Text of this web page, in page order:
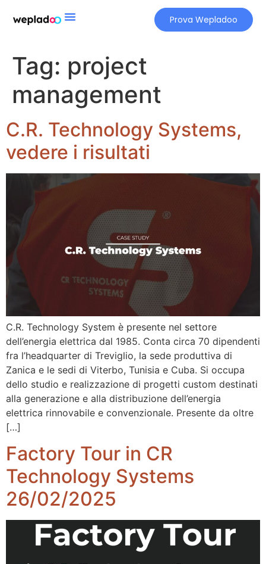
Prova Wepladoo
Tag: project
management
C.R. Technology Systems,
vedere i risultati
C.R. Technology System è presente nel settore
dell’energia elettrica dal 1985. Conta circa 70 dipendenti
fra l’headquarter di Treviglio, la sede produttiva di
Zanica e le sedi di Viterbo, Tunisia e Cuba. Si occupa
dello studio e realizzazione di progetti custom destinati
alla generazione e alla distribuzione dell’energia
elettrica rinnovabile e convenzionale. Presente da oltre
[…]
Factory Tour in CR
Technology Systems
26/02/2025